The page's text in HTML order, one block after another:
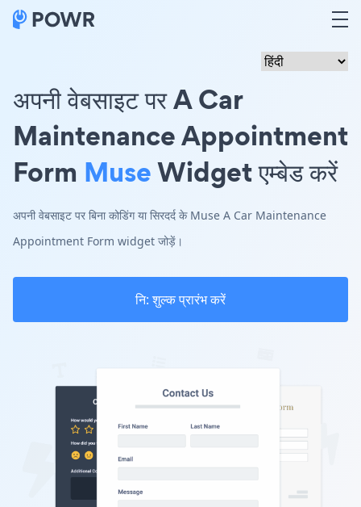
अपनी वेबसाइट पर A Car
Maintenance Appointment
Form MuseWidget एम्बेड करें
अपनी वेबसाइट पर बिना कोडिंग या सिरदर्द के Muse A Car Maintenance
Appointment Form widget जोड़ें।
नि: शुल्क प्रारंभ करें